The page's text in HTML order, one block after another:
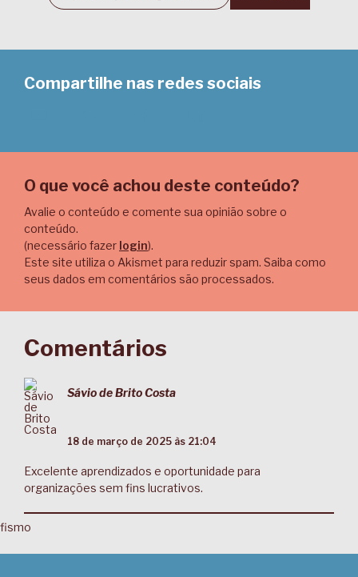
Compartilhe nas redes sociais
O que você achou deste conteúdo?
Avalie o conteúdo e comente sua opinião sobre o
conteúdo.
(necessário fazer login).
Este site utiliza o Akismet para reduzir spam. Saiba como
seus dados em comentários são processados.
Comentários
Sávio de Brito Costa
18 de março de 2025 às 21:04
Excelente aprendizados e oportunidade para
organizações sem fins lucrativos.